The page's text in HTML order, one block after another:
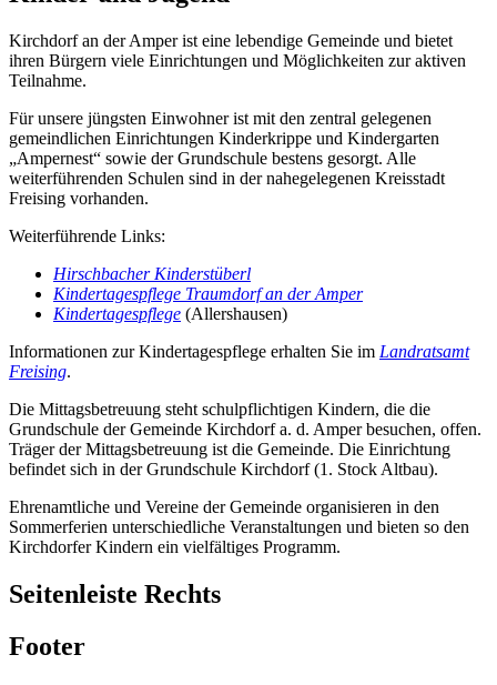
Kirchdorf an der Amper ist eine lebendige Gemeinde und bietet
ihren Bürgern viele Einrichtungen und Möglichkeiten zur aktiven
Teilnahme.
Für unsere jüngsten Einwohner ist mit den zentral gelegenen
gemeindlichen Einrichtungen Kinderkrippe und Kindergarten
„Ampernest“ sowie der Grundschule bestens gesorgt. Alle
weiterführenden Schulen sind in der nahegelegenen Kreisstadt
Freising vorhanden.
Weiterführende Links:
Hirschbacher Kinderstüberl
Kindertagespflege Traumdorf an der Amper
Kindertagespflege (Allershausen)
Informationen zur Kindertagespflege erhalten Sie im Landratsamt
Freising.
Die Mittagsbetreuung steht schulpflichtigen Kindern, die die
Grundschule der Gemeinde Kirchdorf a. d. Amper besuchen, offen.
Träger der Mittagsbetreuung ist die Gemeinde. Die Einrichtung
befindet sich in der Grundschule Kirchdorf (1. Stock Altbau).
Ehrenamtliche und Vereine der Gemeinde organisieren in den
Sommerferien unterschiedliche Veranstaltungen und bieten so den
Kirchdorfer Kindern ein vielfältiges Programm.
Seitenleiste Rechts
Footer